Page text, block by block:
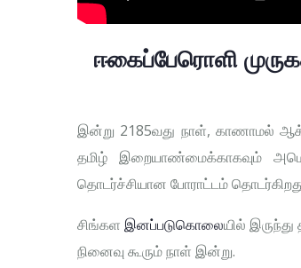
ஈகைப்பேரொளி
இன்று 2185வது நாள், காணாமல்
தமிழ் இறையாண்மைக்காகவும்
தொடர்ச்சியான போராட்டம்
சிங்கள இனப்படுகொலையில்
நினைவு கூரும் நாள் இன்று.